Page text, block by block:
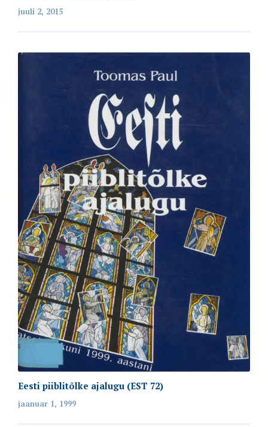
juuli 2, 2015
Eesti piiblitõlke ajalugu (EST 72)
jaanuar 1, 1999